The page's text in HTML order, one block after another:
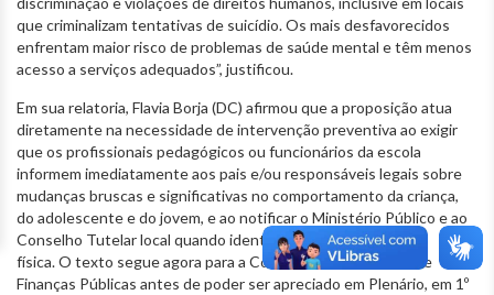
que criminalizam tentativas de suicídio. Os mais desfavorecidos
enfrentam maior risco de problemas de saúde mental e têm menos
acesso a serviços adequados”, justificou.
Em sua relatoria, Flavia Borja (DC) afirmou que a proposição atua
diretamente na necessidade de intervenção preventiva ao exigir
que os profissionais pedagógicos ou funcionários da escola
informem imediatamente aos pais e/ou responsáveis legais sobre
mudanças bruscas e significativas no comportamento da criança,
do adolescente e do jovem, e ao notificar o Ministério Público e ao
Conselho Tutelar local quando identificar sinais de agressão
física. O texto segue agora para a Comissão de Orçamento e
Finanças Públicas antes de poder ser apreciado em Plenário, em 1º